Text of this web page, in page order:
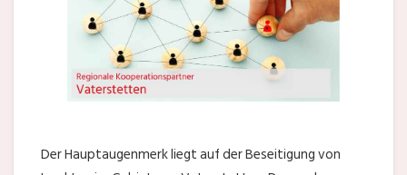
Der Hauptaugenmerk liegt auf der Beseitigung von